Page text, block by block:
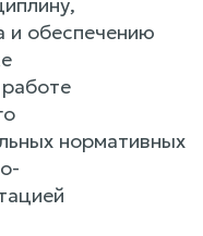
и обеспечению
нормативных